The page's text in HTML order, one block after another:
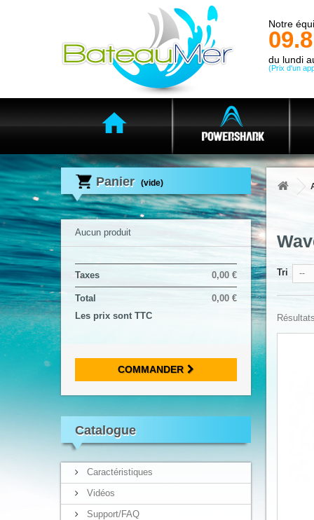
Notre
du lundi
(Prix d'un
Panier (vide)
Aucun produit
0,00 €
Taxes
0,00 €
Total
Les prix sont TTC
COMMANDER
Catalogue
Caractéristiques
Vidéos
Support/FAQ
Tri --